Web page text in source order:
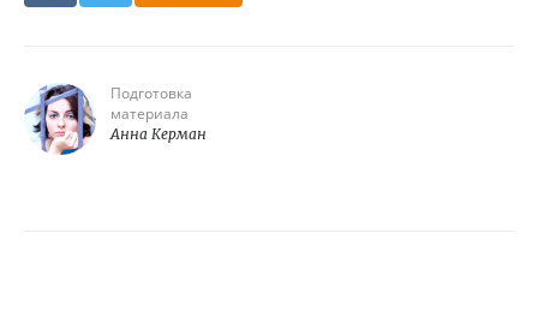
Подготовка
материала
Анна Керман